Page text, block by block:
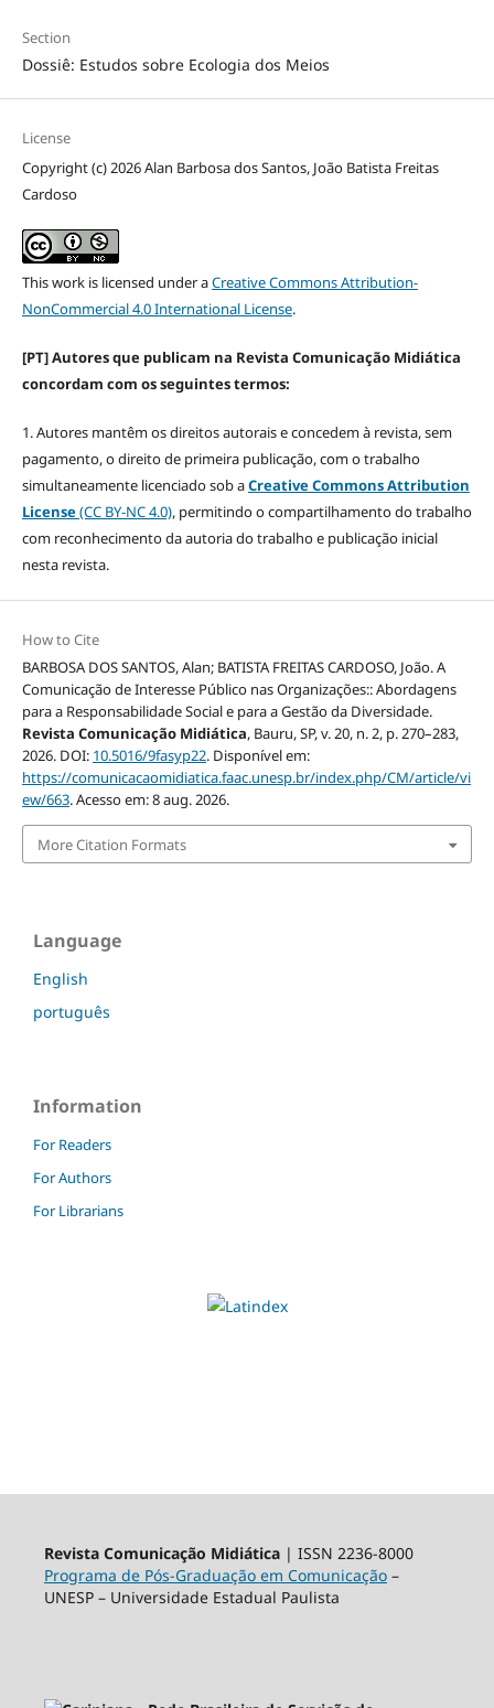
Section
Dossiê: Estudos sobre Ecologia dos Meios
License
Copyright (c) 2026 Alan Barbosa dos Santos, João Batista Freitas
Cardoso
This work is licensed under aCreative Commons Attribution-
NonCommercial 4.0 International License.
[PT] Autores que publicam na Revista Comunicação Midiática
concordam com os seguintes termos:
1. Autores mantêm os direitos autorais e concedem à revista, sem
pagamento, o direito de primeira publicação, com o trabalho
simultaneamente licenciado sob aCreative Commons Attribution
License(CC BY-NC 4.0), permitindo o compartilhamento do trabalho
com reconhecimento da autoria do trabalho e publicação inicial
nesta revista.
How to Cite
BARBOSA DOS SANTOS, Alan; BATISTA FREITAS CARDOSO, João. A
Comunicação de Interesse Público nas Organizações:: Abordagens
para a Responsabilidade Social e para a Gestão da Diversidade.
Revista Comunicação Midiática, Bauru, SP, v. 20, n. 2, p. 270–283,
2026. DOI: 10.5016/9fasyp22. Disponível em:
https://comunicacaomidiatica.faac.unesp.br/index.php/CM/article/vi
ew/663. Acesso em: 8 aug. 2026.
More Citation Formats
Language
English
português
Information
For Readers
For Authors
For Librarians
Revista Comunicação Midiática| ISSN 2236-8000
Programa de Pós-Graduação em Comunicação–
UNESP – Universidade Estadual Paulista